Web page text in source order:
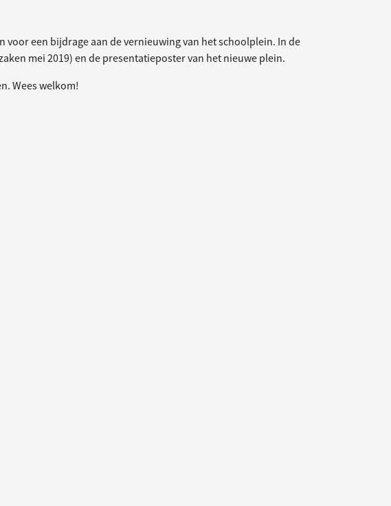
afbeelding
voor een bijdrage aan de vernieuwing van het schoolplein. In de
mei 2019) en de presentatieposter van het nieuwe plein.
Wees welkom!